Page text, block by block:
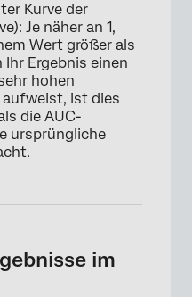
Kurve der
Je näher an 1,
Wert größer als
Ergebnis einen
hohen
ist dies
die AUC-
ursprüngliche
im